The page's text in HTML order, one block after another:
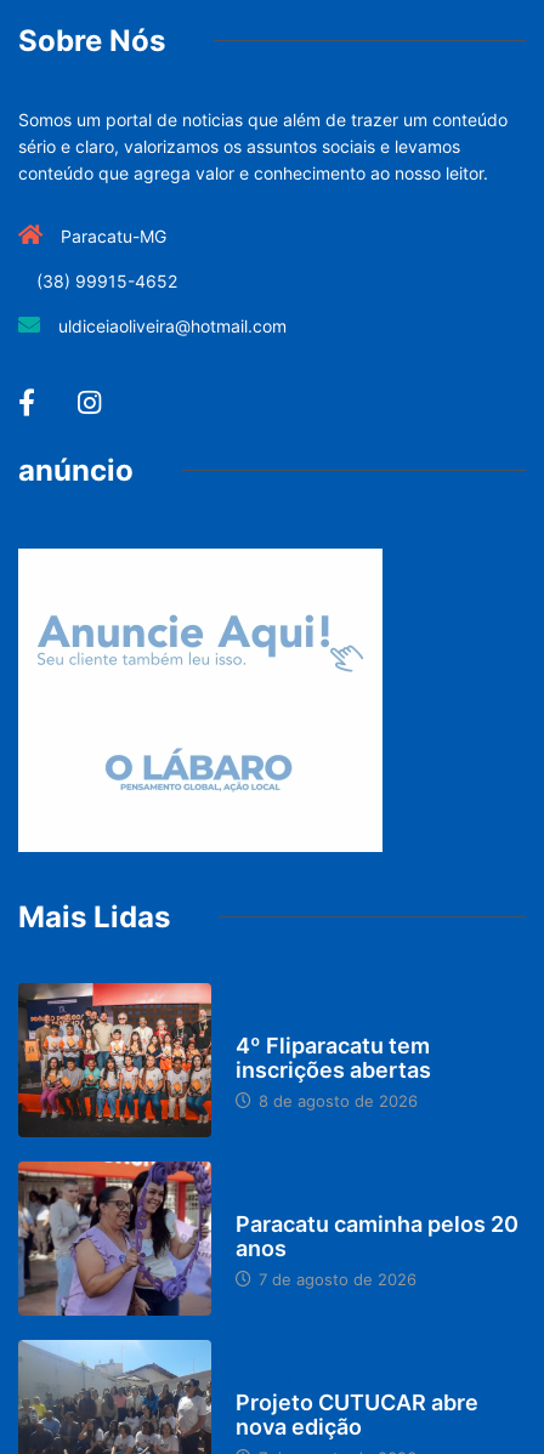
Sobre Nós
Somos um portal de noticias que além de trazer um conteúdo
sério e claro, valorizamos os assuntos sociais e levamos
conteúdo que agrega valor e conhecimento ao nosso leitor.
Paracatu-MG
(38) 99915-4652
uldiceiaoliveira@hotmail.com
anúncio
Mais Lidas
4º Fliparacatu tem
inscrições abertas
8 de agosto de 2026
Paracatu caminha pelos 20
anos
7 de agosto de 2026
Projeto CUTUCAR abre
nova edição